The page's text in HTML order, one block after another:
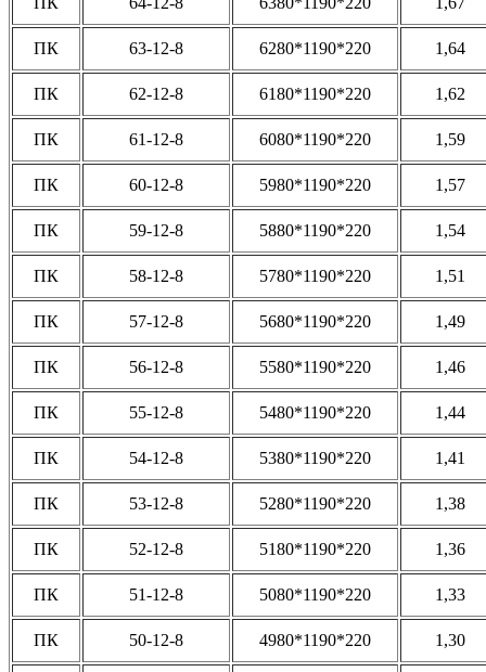
ПК 63-12-8 6280*1190*220 1,64
ПК 62-12-8 6180*1190*220 1,62
ПК 61-12-8 6080*1190*220 1,59
ПК 60-12-8 5980*1190*220 1,57
ПК 59-12-8 5880*1190*220 1,54
ПК 58-12-8 5780*1190*220 1,51
ПК 57-12-8 5680*1190*220 1,49
ПК 56-12-8 5580*1190*220 1,46
ПК 55-12-8 5480*1190*220 1,44
ПК 54-12-8 5380*1190*220 1,41
ПК 53-12-8 5280*1190*220 1,38
ПК 52-12-8 5180*1190*220 1,36
ПК 51-12-8 5080*1190*220 1,33
ПК 50-12-8 4980*1190*220 1,30